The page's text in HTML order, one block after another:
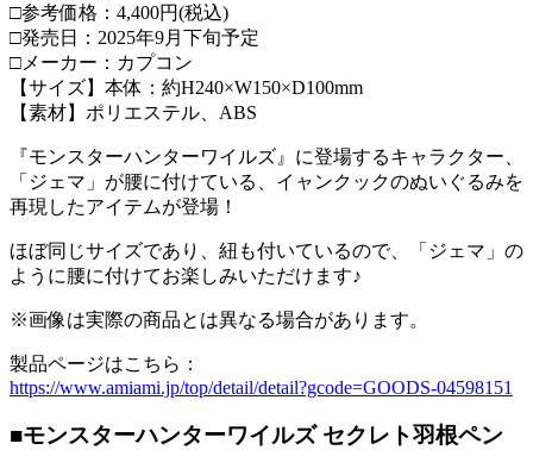
□参考価格：4,400円(税込)
□発売日：2025年9月下旬予定
□メーカー：カプコン
【サイズ】本体：約H240×W150×D100mm
【素材】ポリエステル、ABS
『モンスターハンターワイルズ』に登場するキャラクター、
「ジェマ」が腰に付けている、イャンクックのぬいぐるみを
再現したアイテムが登場！
ほぼ同じサイズであり、紐も付いているので、「ジェマ」の
ように腰に付けてお楽しみいただけます♪
※画像は実際の商品とは異なる場合があります。
製品ページはこちら：
https://www.amiami.jp/top/detail/detail?gcode=GOODS-04598151
■モンスターハンターワイルズ セクレト羽根ペン